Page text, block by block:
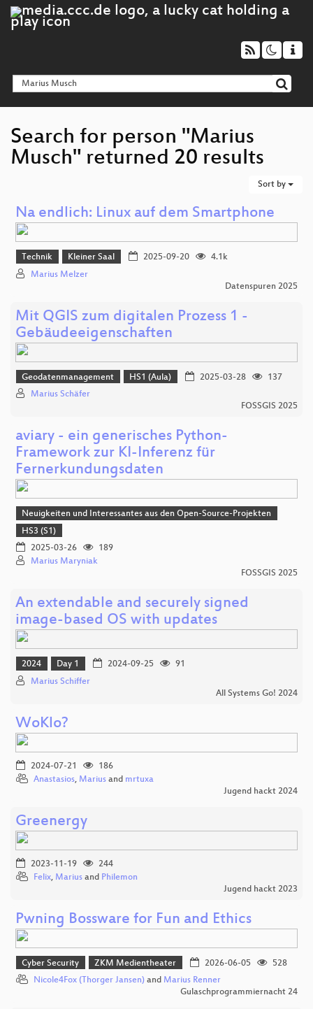
Search for person "Marius
Musch" returned 20 results
Sort by
Na endlich: Linux auf dem Smartphone
Technik Kleiner Saal 2025-09-20
4.1k
Marius Melzer
Datenspuren 2025
Mit QGIS zum digitalen Prozess 1 -
Gebäudeeigenschaften
Geodatenmanagement HS1 (Aula) 2025-03-28
137
Marius Schäfer
FOSSGIS 2025
aviary - ein generisches Python-
Framework zur KI-Inferenz für
Fernerkundungsdaten
Neuigkeiten und Interessantes aus den Open-Source-Projekten
HS3 (S1)
2025-03-26
189
Marius Maryniak
FOSSGIS 2025
An extendable and securely signed
image-based OS with updates
2024 Day 1 2024-09-25
91
Marius Schiffer
All Systems Go! 2024
WoKlo?
2024-07-21
186
Anastasios, Marius and mrtuxa
Jugend hackt 2024
Greenergy
2023-11-19
244
Felix, Marius and Philemon
Jugend hackt 2023
Pwning Bossware for Fun and Ethics
Cyber Security ZKM Medientheater 2026-06-05
528
Nicole4Fox (Thorger Jansen) and Marius Renner
Gulaschprogrammiernacht 24